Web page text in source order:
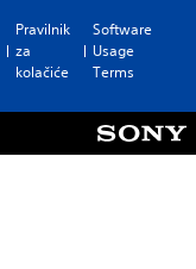
Pravilnik
za
kolačiće
Software
Usage
Terms